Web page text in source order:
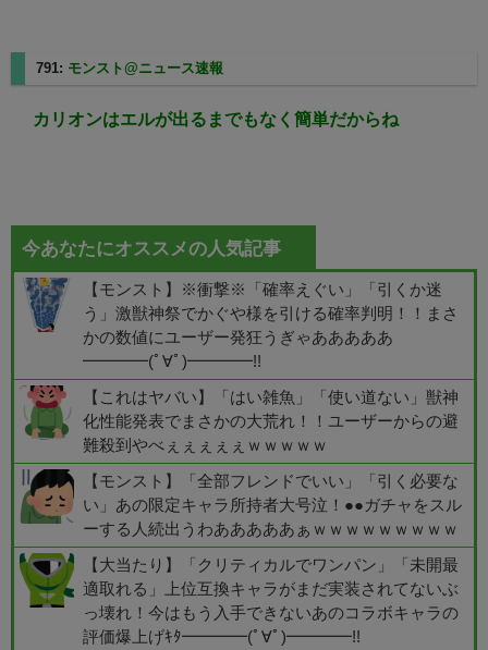
791: モンスト@ニュース速報
カリオンはエルが出るまでもなく簡単だからね
今あなたにオススメの人気記事
【モンスト】※衝撃※「確率えぐい」「引くか迷
う」激獣神祭でかぐや様を引ける確率判明！！まさ
かの数値にユーザー発狂うぎゃあああああ
━━━━(ﾟ∀ﾟ)━━━━!!
【これはヤバい】「はい雑魚」「使い道ない」獣神
化性能発表でまさかの大荒れ！！ユーザーからの避
難殺到やべぇぇぇぇぇｗｗｗｗｗ
【モンスト】「全部フレンドでいい」「引く必要な
い」あの限定キャラ所持者大号泣！●●ガチャをスル
ーする人続出うわあああああぁｗｗｗｗｗｗｗｗｗ
【大当たり】「クリティカルでワンパン」「未開最
適取れる」上位互換キャラがまだ実装されてないぶ
っ壊れ！今はもう入手できないあのコラボキャラの
評価爆上げｷﾀ━━━━(ﾟ∀ﾟ)━━━━!!